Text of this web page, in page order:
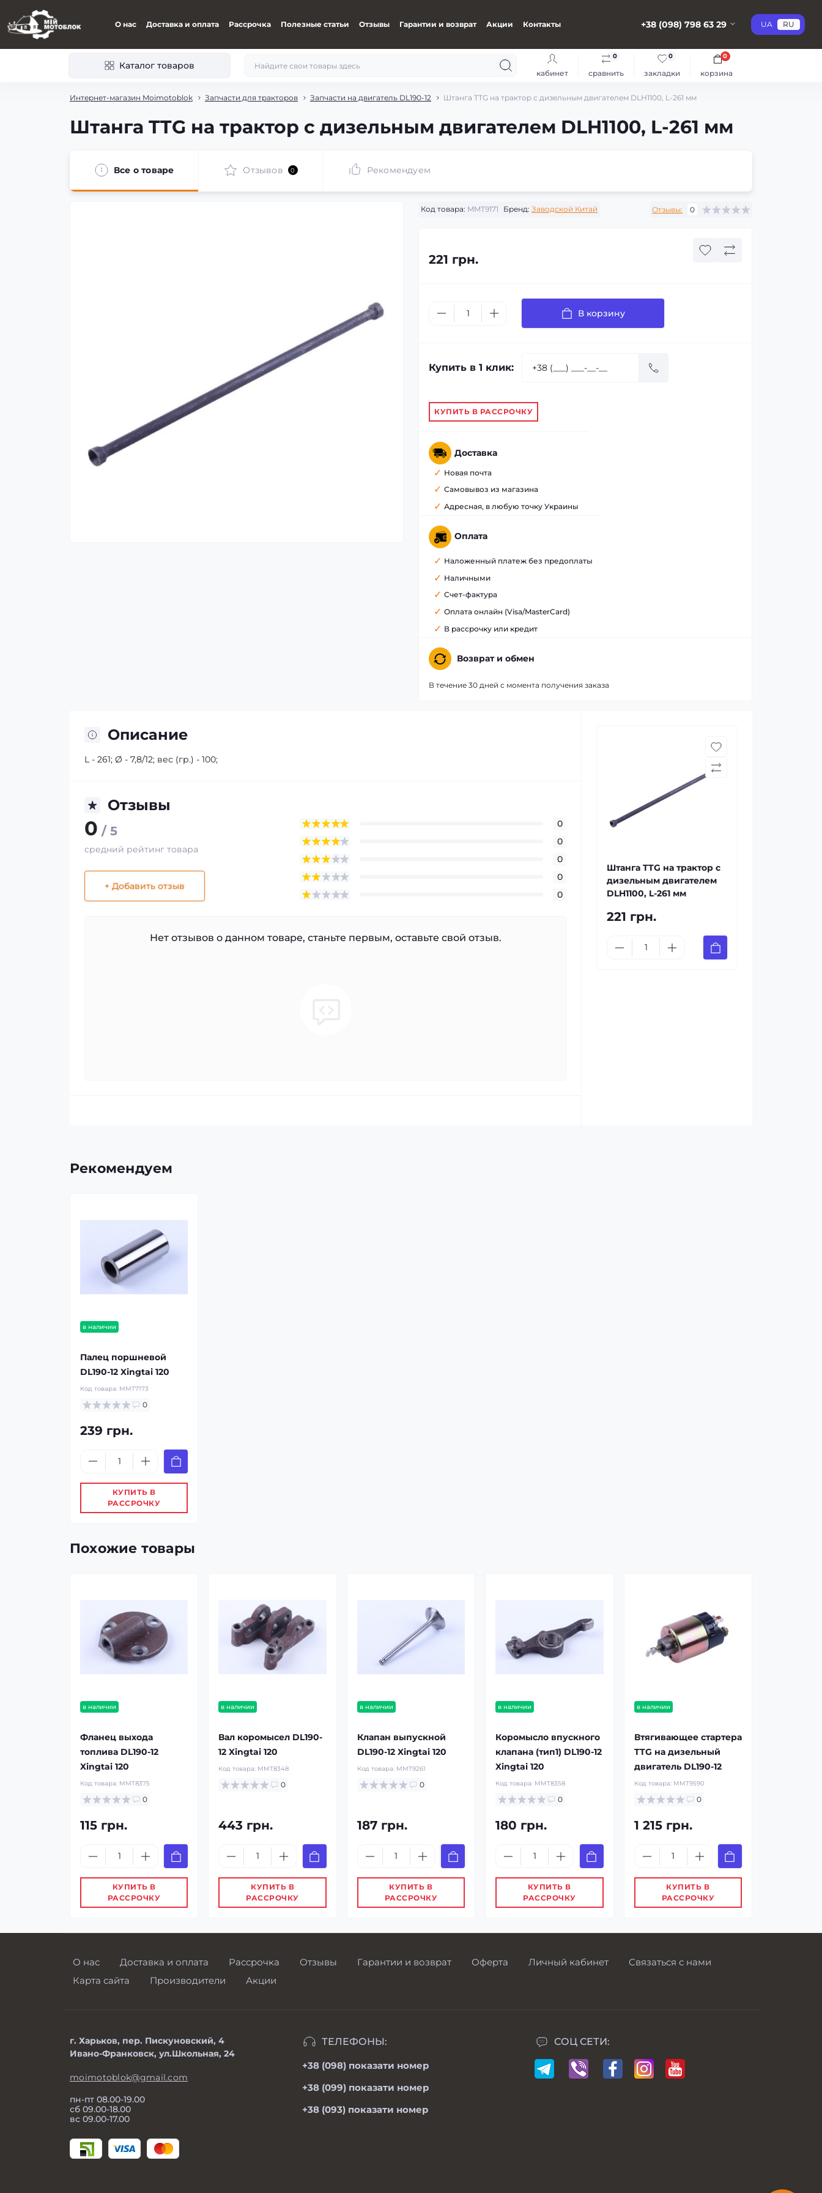
О нас Доставка и оплата Рассрочка Полезные статьи Отзывы Гарантии и возврат Акции Контакты +38 (098) 798 63 29 UA RU
Каталог товаров
кабинет сравнить
0
закладки
0
корзина
0
Интернет-магазин Moimotoblok Запчасти для тракторов Запчасти на двигатель DL190-12 Штанга TTG на трактор с дизельным двигателем DLH1100, L-261 мм
Штанга TTG на трактор с дизельным двигателем DLH1100, L-261 мм
Все о товаре Отзывов 0 Рекомендуем
Код товара: MMT9171 Бренд: Заводской Китай Отзывы: 0
221 грн.
В корзину
Купить в 1 клик:
КУПИТЬ В РАССРОЧКУ
Доставка
Новая почта
Самовывоз из магазина
Адресная, в любую точку Украины
Оплата
Наложенный платеж без предоплаты
Наличными
Счет-фактура
Оплата онлайн (Visa/MasterCard)
В рассрочку или кредит
Возврат и обмен
В течение 30 дней с момента получения заказа
Описание
L - 261; Ø - 7,8/12; вес (гр.) - 100;
Отзывы
0 / 5
средний рейтинг товара
+ Добавить отзыв
0
0
0
0
0
Нет отзывов о данном товаре, станьте первым, оставьте свой отзыв.
Штанга TTG на трактор с
дизельным двигателем
DLH1100, L-261 мм
221 грн.
Рекомендуем
в наличии
Палец поршневой
DL190-12 Xingtai 120
Код товара: MMT7173
0
239 грн.
КУПИТЬ В
РАССРОЧКУ
Похожие товары
в наличии
Фланец выхода
топлива DL190-12
Xingtai 120
Код товара: MMT8375
0
115 грн.
КУПИТЬ В
РАССРОЧКУ
в наличии
Вал коромысел DL190-
12 Xingtai 120
Код товара: MMT8348
0
443 грн.
КУПИТЬ В
РАССРОЧКУ
в наличии
Клапан выпускной
DL190-12 Xingtai 120
Код товара: MMT9261
0
187 грн.
КУПИТЬ В
РАССРОЧКУ
в наличии
Коромысло впускного
клапана (тип1) DL190-12
Xingtai 120
Код товара: MMT8358
0
180 грн.
КУПИТЬ В
РАССРОЧКУ
в наличии
Втягивающее стартера
TTG на дизельный
двигатель DL190-12
Код товара: MMT9590
0
1 215 грн.
КУПИТЬ В
РАССРОЧКУ
О нас Доставка и оплата Рассрочка Отзывы Гарантии и возврат Оферта Личный кабинет
Связаться с нами
Карта сайта
Производители Акции
г. Харьков, пер. Пискуновский, 4
Ивано-Франковск, ул.Школьная, 24
moimotoblok@gmail.com
пн-пт 08.00-19.00
сб 09.00-18.00
вс 09.00-17.00
ТЕЛЕФОНЫ:
+38 (098) показати номер
+38 (099) показати номер
+38 (093) показати номер
СОЦ СЕТИ: